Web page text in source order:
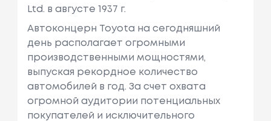
Ltd. в августе 1937 г.
Автоконцерн Toyota на сегодняшний
день располагает огромными
производственными мощностями,
выпуская рекордное количество
автомобилей в год. За счет охвата
огромной аудитории потенциальных
покупателей и исключительного